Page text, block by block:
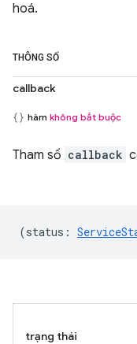
hoá.
THÔNG SỐ
callback
hàm không bắt buộc
Tham số callback
(status :
trạng thái